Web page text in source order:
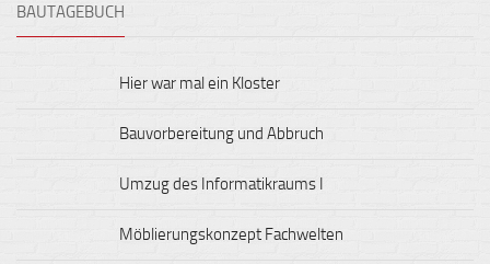
BAUTAGEBUCH
Hier war mal ein Kloster
Bauvorbereitung und Abbruch
Umzug des Informatikraums I
Möblierungskonzept Fachwelten